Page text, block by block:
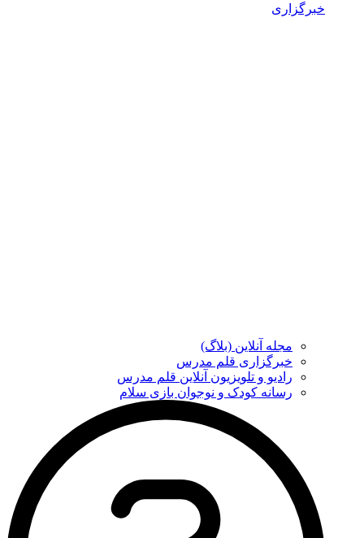
خبرگزاری
مجله آنلاین (بلاگ)
خبرگزاری قلم مدرس
رادیو و تلویزیون آنلاین قلم مدرس
رسانه کودک و نوجوان بازی سلام